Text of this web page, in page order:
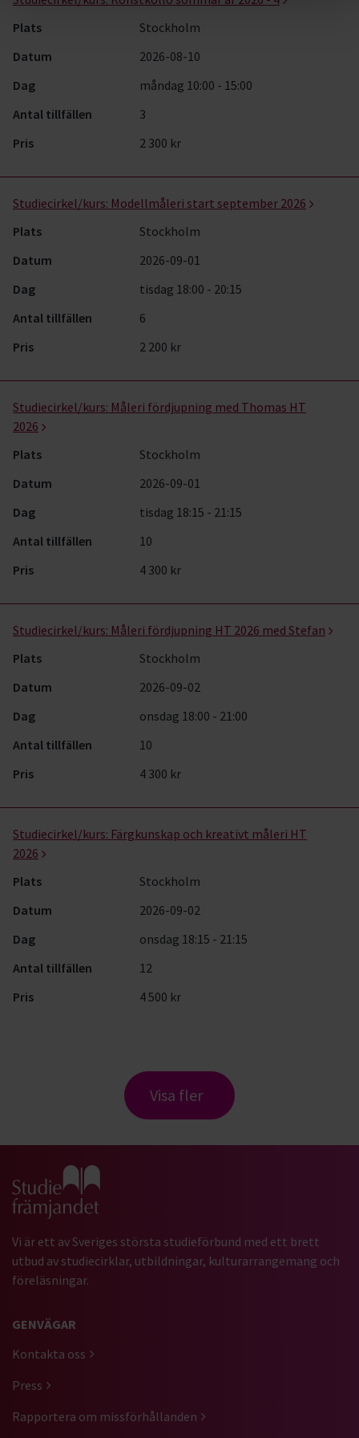
Plats
Stockholm
Datum
2026-08-10
Dag
måndag 10:00 - 15:00
Antal tillfällen
3
Pris
2 300 kr
Studiecirkel/kurs: Modellmåleri start september 2026
Plats
Stockholm
Datum
2026-09-01
Dag
tisdag 18:00 - 20:15
Antal tillfällen
6
Pris
2 200 kr
Studiecirkel/kurs: Måleri fördjupning med Thomas HT
2026
Plats
Stockholm
Datum
2026-09-01
Dag
tisdag 18:15 - 21:15
Antal tillfällen
10
Pris
4 300 kr
Studiecirkel/kurs: Måleri fördjupning HT 2026 med Stefan
Plats
Stockholm
Datum
2026-09-02
Dag
onsdag 18:00 - 21:00
Antal tillfällen
10
Pris
4 300 kr
Studiecirkel/kurs: Färgkunskap och kreativt måleri HT
2026
Plats
Stockholm
Datum
2026-09-02
Dag
onsdag 18:15 - 21:15
Antal tillfällen
12
Pris
4 500 kr
Visa fler
Gå till studiefrämjandets startsida
Vi är ett av Sveriges största studieförbund med ett brett
utbud av studiecirklar, utbildningar, kulturarrangemang och
föreläsningar.
GENVÄGAR
Kontakta oss
Press
Rapportera om missförhållanden